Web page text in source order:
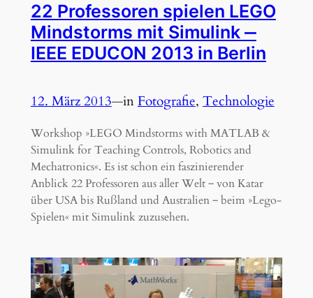
22 Professoren spielen LEGO
Mindstorms mit Simulink ‒
IEEE EDUCON 2013 in Berlin
12. März 2013—in Fotografie, Technologie
Workshop »LEGO Mindstorms with MATLAB &
Simulink for Teaching Controls, Robotics and
Mechatronics«. Es ist schon ein faszinierender
Anblick 22 Professoren aus aller Welt ‒ von Katar
über USA bis Rußland und Australien ‒ beim »Lego-
Spielen« mit Simulink zuzusehen.